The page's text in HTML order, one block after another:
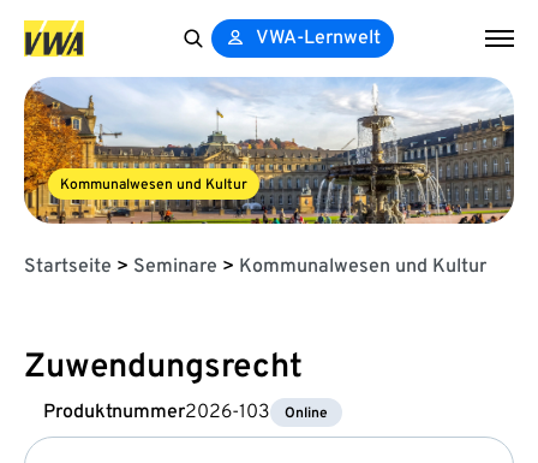
for:
VWA-Lernwelt
Kommunalwesen und Kultur
Startseite > Seminare > Kommunalwesen und Kultur
Zuwendungsrecht
Produktnummer2026-103 Online